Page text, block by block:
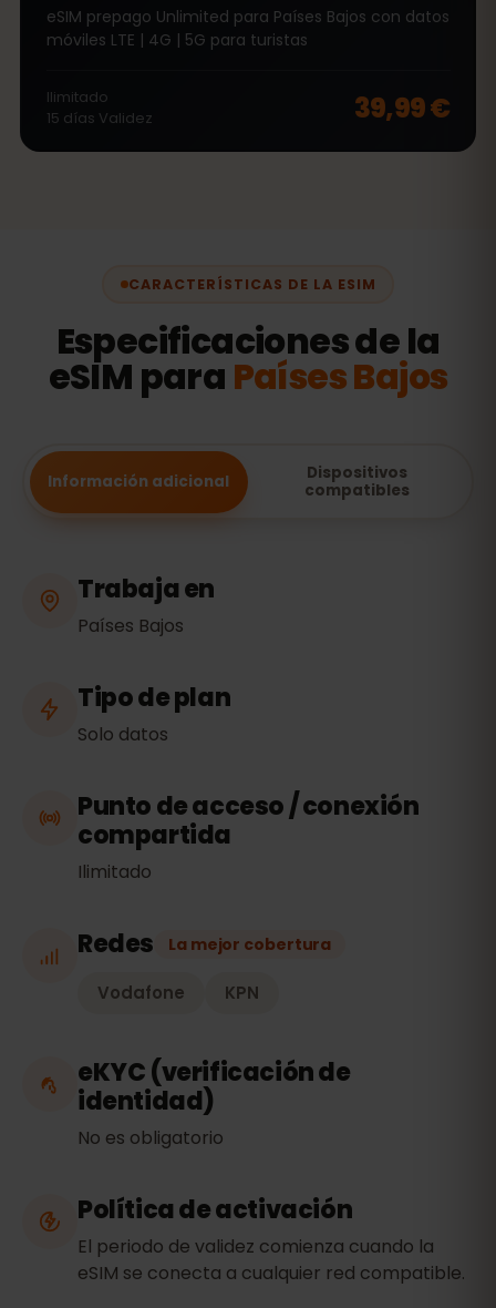
eSIM prepago Unlimited para Países Bajos con datos
móviles LTE | 4G | 5G para turistas
Ilimitado
15 días Validez 39,99 €
CARACTERÍSTICAS DE LA ESIM
Especificaciones de la
eSIM para Países Bajos
Información adicional
Dispositivos
compatibles
Trabaja en
Países Bajos
Tipo de plan
Solo datos
Punto de acceso / conexión
compartida
Ilimitado
Redes La mejor cobertura
Vodafone KPN
eKYC (verificación de
identidad)
No es obligatorio
Política de activación
El periodo de validez comienza cuando la
eSIM se conecta a cualquier red compatible.